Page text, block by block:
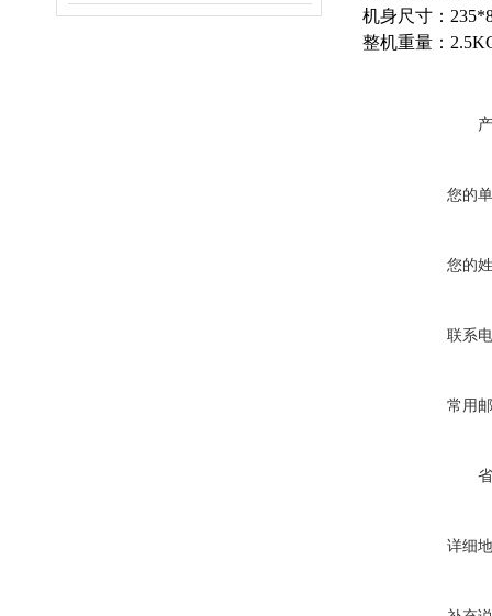
机身尺寸：
整机重量：
您的
您的
联系
常用
详细